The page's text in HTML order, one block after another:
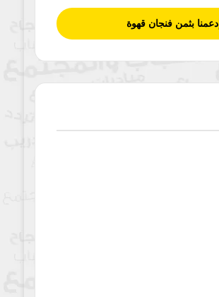
إدعمنا بثمن فنجان قهوة